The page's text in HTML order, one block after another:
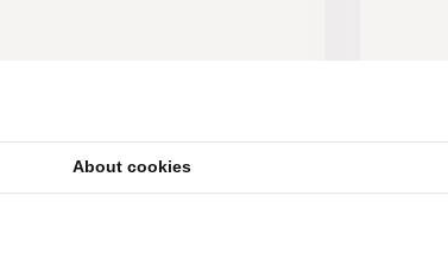
155,-
About cookies